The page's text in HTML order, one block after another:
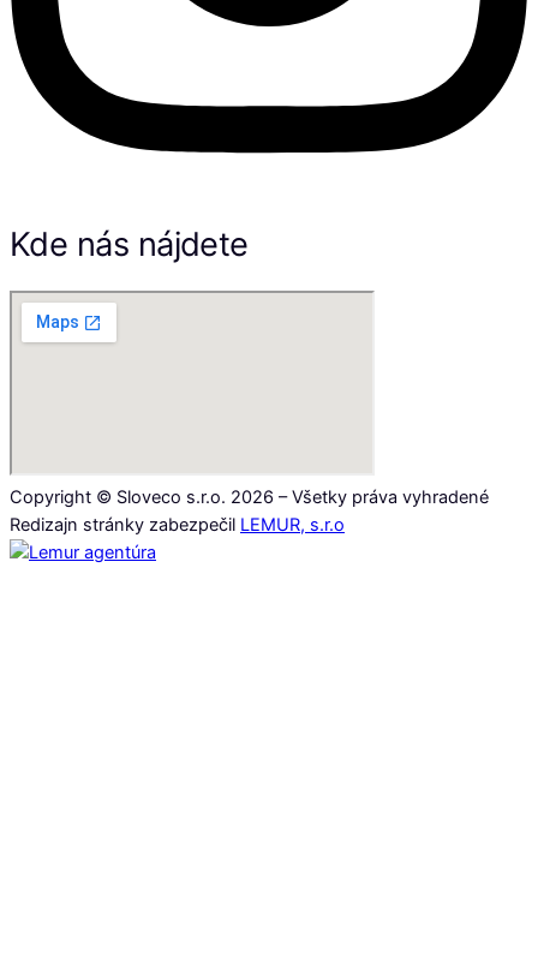
Kde nás nájdete
Copyright © Sloveco s.r.o. 2026 – Všetky práva vyhradené
Redizajn stránky zabezpečil LEMUR, s.r.o